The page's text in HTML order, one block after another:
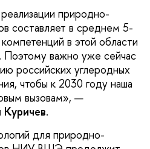
природно-
составляет в среднем 5-
в этой области
Поэтому важно уже сейчас
российских углеродных
чтобы к 2030 году наша
вызовам», —
Куричев.
для природно-